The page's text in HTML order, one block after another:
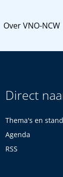
Over VNO-NCW
Direct
Thema's en
Agenda
RSS